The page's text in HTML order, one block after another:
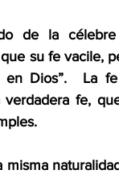
de la célebre
su fe vacile,
Dios”.  La fe
verdadera fe,